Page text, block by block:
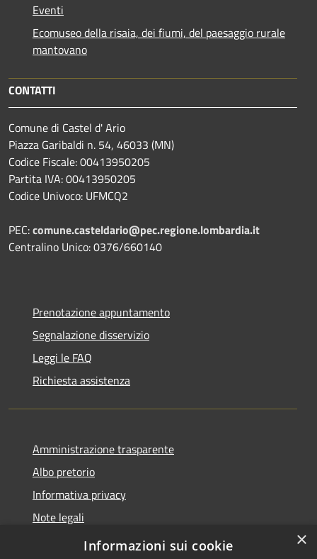
Eventi
Ecomuseo della risaia, dei fiumi, del paesaggio rurale
mantovano
CONTATTI
Comune di Castel d' Ario
Piazza Garibaldi n. 54, 46033 (MN)
Codice Fiscale: 00413950205
Partita IVA: 00413950205
Codice Univoco: UFMCQ2
PEC:comune.casteldario@pec.regione.lombardia.it
Centralino Unico: 0376/660140
Prenotazione appuntamento
Segnalazione disservizio
Leggi le FAQ
Richiesta assistenza
Amministrazione trasparente
Albo pretorio
Informativa privacy
Note legali
Dichiarazione di accessibilità
×
Informazioni sui cookie